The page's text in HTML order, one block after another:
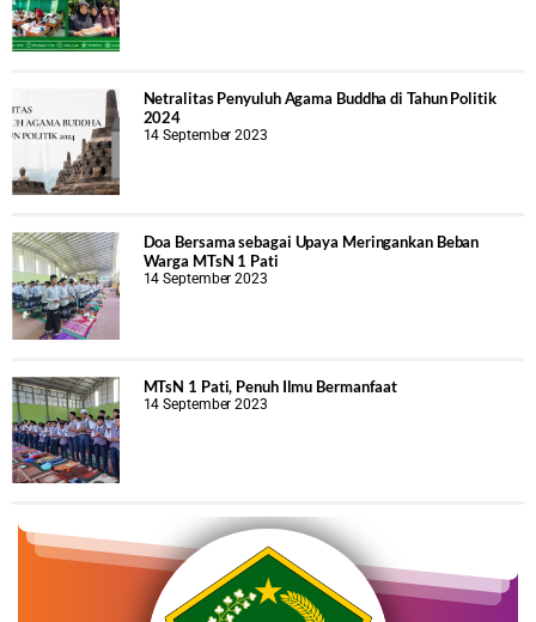
Netralitas Penyuluh Agama Buddha di Tahun Politik
2024
14 September 2023
Doa Bersama sebagai Upaya Meringankan Beban
Warga MTsN 1 Pati
14 September 2023
MTsN 1 Pati, Penuh Ilmu Bermanfaat
14 September 2023